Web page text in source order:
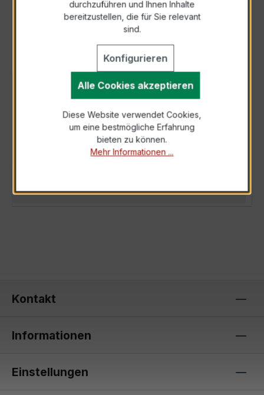
Als PDF exportieren
BESCHREIBUNG
Der WSK 60 30/5A 10VA Kl.1 ist ein kompakter,
hochpräziser Wickelstromwandler der
bewährten WSK-Serie, speziell für den Eins…
Kontakt
Informationen
Einstellungen
durchzuführen und Ihnen Inhalte
bereitzustellen, die für Sie relevant
sind.
Konfigurieren
Alle Cookies akzeptieren
Diese Website verwendet Cookies,
um eine bestmögliche Erfahrung
bieten zu können.
Mehr Informationen ...